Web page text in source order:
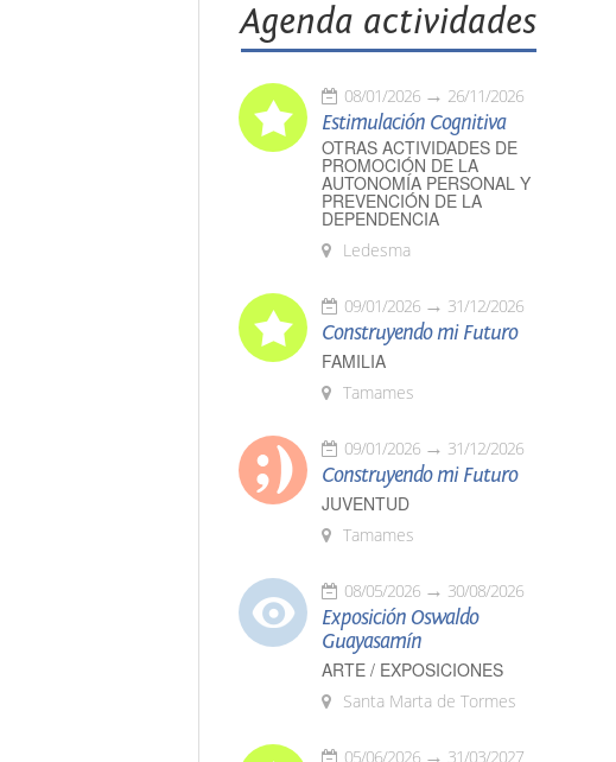
Agenda actividades
08/01/2026 26/11/2026
Estimulación Cognitiva
OTRAS ACTIVIDADES DE
PROMOCIÓN DE LA
AUTONOMÍA PERSONAL Y
PREVENCIÓN DE LA
DEPENDENCIA
Ledesma
09/01/2026 31/12/2026
Construyendo mi Futuro
FAMILIA
Tamames
09/01/2026 31/12/2026
Construyendo mi Futuro
JUVENTUD
Tamames
08/05/2026 30/08/2026
Exposición Oswaldo
Guayasamín
ARTE / EXPOSICIONES
Santa Marta de Tormes
05/06/2026 31/03/2027